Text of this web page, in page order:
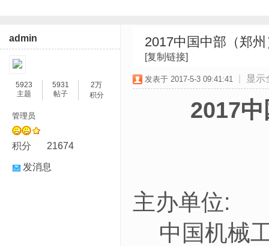
admin
5923
主题
5931
帖子
2万
积分
管理员
积分 21674
发消息
2017中国中部（郑
[复制链接]
发表于 2017-5-3 09:41:41 显示
2017
主办单位:
中国机械